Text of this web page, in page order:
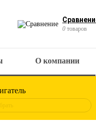
0 товаров
О компании